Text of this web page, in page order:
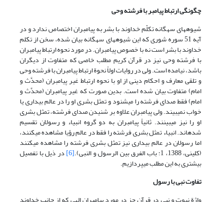
چگونگی ارتباط پیامبر با فرشته وحی
شیوه‏های سه‏گانه تکلّم خداوند با بشر به پیامبران اختصاص ندارد و در
آیه 51 سوره شوری که این شیوه‏های سه‏گانه بیان شده، سخن از تکلم
خداوند با بشر است نه با خصوص پیامبران. در مورد نحوه ارتباط پیامبران
با فرشته وحی نیز در قرآن کریم مطلب خاصی که متفاوت از دیگران
باشد، نیامده است. ولی در روایات اولاً نحوة ارتباط پیامبران با فرشته وحی
و تلقی معارف و احکام دینی از او با نحوه ارتباط غیر پیامبران (محدَّث و
امام) متفاوت بیان شده است. بدین صورت که غیر پیامبران (محدَّث و
امام) فقط صدای فرشته را می‏شنود و تمثل بشری او را در عالم بیداری یا
خواب نمی‏بیند. ولی پیامبران علاوه بر شنیدن صدای فرشته، تمثل بشری
او را نیز می‏بینند. ثانیاً پیامبران به دو گروه انبیاء و رسولان تقسیم
شده‏اند. انبیاء تمثل بشری فرشته را فقط در عالم رؤیا مشاهده می‏کنند،
اما رسولان در عالم بیداری نیز تمثل بشری فرشته را مشاهده می‏کنند
(کلینی، 1388، 1: باب الفرق بین الرسول و النبی). [6] در ذیل با تفصیل
بیشتری به این مطلب می‏پردازیم.
تفاوت نبی با رسول